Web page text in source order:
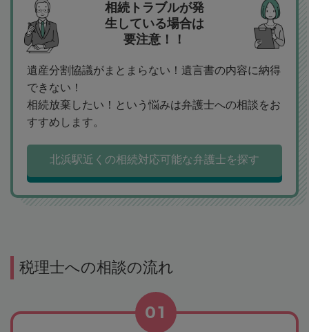
相続トラブルが発
生している場合は
要注意！！
遺産分割協議がまとまらない！遺言書の内容に納得
できない！
相続放棄したい！という悩みは弁護士への相談をお
すすめします。
北浜駅近くの相続対応可能な弁護士を探す
税理士への相談の流れ
01